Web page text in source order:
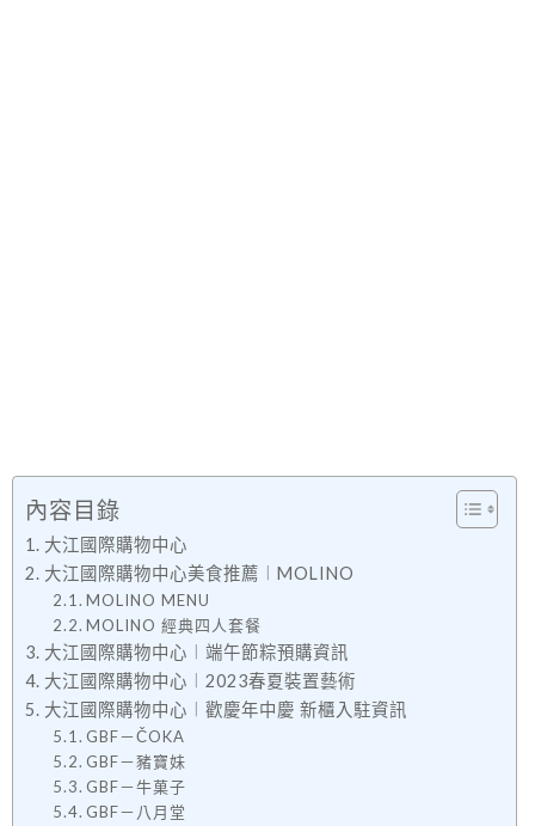
內容目錄
大江國際購物中心
大江國際購物中心美食推薦︱MOLINO
MOLINO MENU
MOLINO 經典四人套餐
大江國際購物中心︱端午節粽預購資訊
大江國際購物中心︱2023春夏裝置藝術
大江國際購物中心︱歡慶年中慶 新櫃入駐資訊
GBF－ČOKA
GBF－豬寶妹
GBF－牛菓子
GBF－八月堂